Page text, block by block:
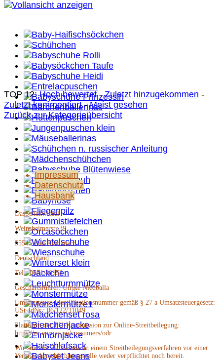
TOP 12:Hoch bewertet-Zuletzt hinzugekommen -
Zuletzt kommentiert-Meist gesehen
Zurück zur Kategorieübersicht
Impressum
Datenschutz
Hausbank
DasStrickwiesel
Weinsheimerstr.39
55545 Bad Kreuznach
Deutschland
Tel.: 0671/40152
Geschäftsführer: Ulrike Niedballa
Umsatzsteuer-Identifikationsnummer gemäß § 27 a Umsatzsteuergesetz:
USt-IdNr.: 06/122/31049
Plattform der EU-Kommission zur Online-Streitbeilegung:
https://ec.europa.eu/consumers/odr
Wir sind zur Teilnahme an einem Streitbeilegungsverfahren vor einer
Verbraucherschlichtungsstelle weder verpflichtet noch bereit.